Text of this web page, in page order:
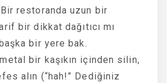
Bir restoranda uzun bir
bir dikkat dağıtıcı mı
bir yere bak.
metal bir kaşıkın içinden silin,
alın (“hah!” Dediğiniz